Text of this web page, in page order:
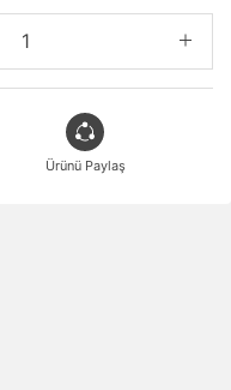
Ürünü Paylaş